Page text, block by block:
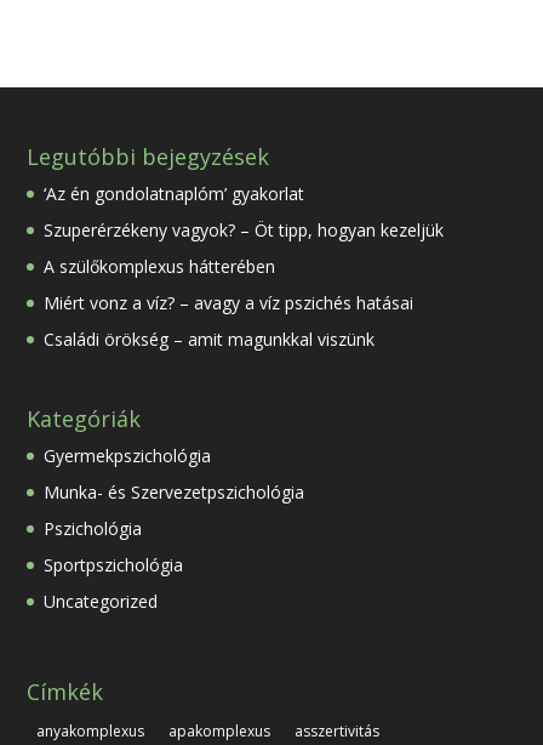
Legutóbbi bejegyzések
‘Az én gondolatnaplóm’ gyakorlat
Szuperérzékeny vagyok? – Öt tipp, hogyan kezeljük
A szülőkomplexus hátterében
Miért vonz a víz? – avagy a víz pszichés hatásai
Családi örökség – amit magunkkal viszünk
Kategóriák
Gyermekpszichológia
Munka- és Szervezetpszichológia
Pszichológia
Sportpszichológia
Uncategorized
Címkék
anyakomplexus apakomplexus
asszertivitás